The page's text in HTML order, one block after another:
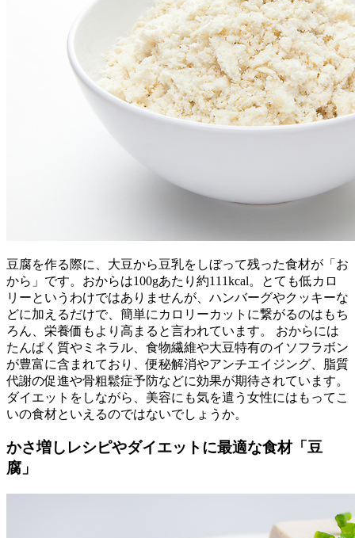
豆腐を作る際に、大豆から豆乳をしぼって残った食材が「お
から」です。おからは100gあたり約111kcal。とても低カロ
リーというわけではありませんが、ハンバーグやクッキーな
どに加えるだけで、簡単にカロリーカットに繋がるのはもち
ろん、栄養価もより高まると言われています。 おからには
たんぱく質やミネラル、食物繊維や大豆特有のイソフラボン
が豊富に含まれており、便秘解消やアンチエイジング、脂質
代謝の促進や骨粗鬆症予防などに効果が期待されています。
ダイエットをしながら、美容にも気を遣う女性にはもってこ
いの食材といえるのではないでしょうか。
かさ増しレシピやダイエットに最適な食材「豆
腐」